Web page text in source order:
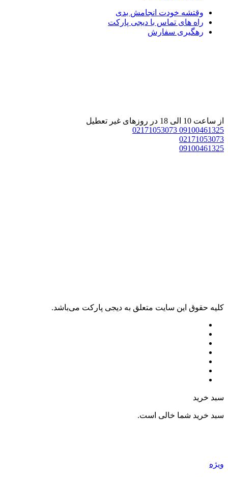
وقتشه خودت انجامش بدی
راه های تماس با دیجی پارکت
رهگیری سفارش
ساعت 10 الی 18 در روزهای غیر تعطیل
02171053073
حقوق اين سايت متعلق به دیجی پارکت می‌باشد.
خرید
خرید شما خالی است.